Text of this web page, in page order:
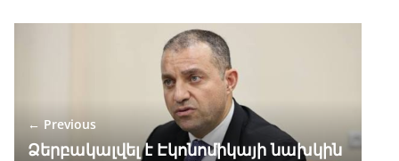
e
o
k
e
m
at
p
p
k
e
dI
n
ar
← Previous
Ձերբակալվել է Էկոնոմիկայի նախկին